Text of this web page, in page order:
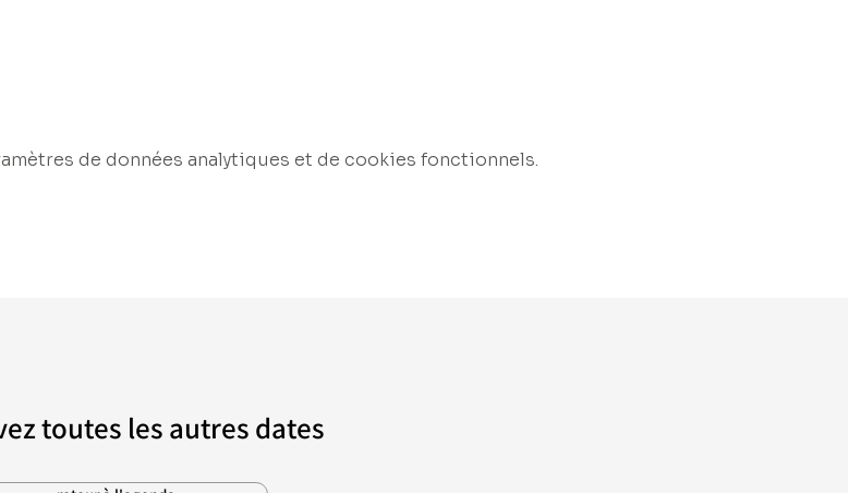
de données analytiques et de cookies fonctionnels.
toutes les autres dates